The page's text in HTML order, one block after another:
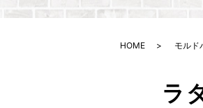
HOME モルド
ラ